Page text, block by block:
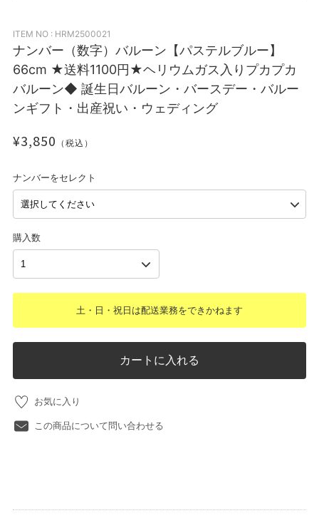
ITEM NO : HRM2500021
ナンバー（数字）バルーン【パステルブルー】
66cm ★送料1100円★ヘリウムガス入りプカプカ
バルーン◆ 誕生日バルーン・バースデー・バルー
ンギフト・出産祝い・ウェディング
¥3,850 （税込）
ナンバーをセレクト
購入数
土・日・祝日は配送業務をできかねます
カートに入れる
お気に入り
この商品について問い合わせる